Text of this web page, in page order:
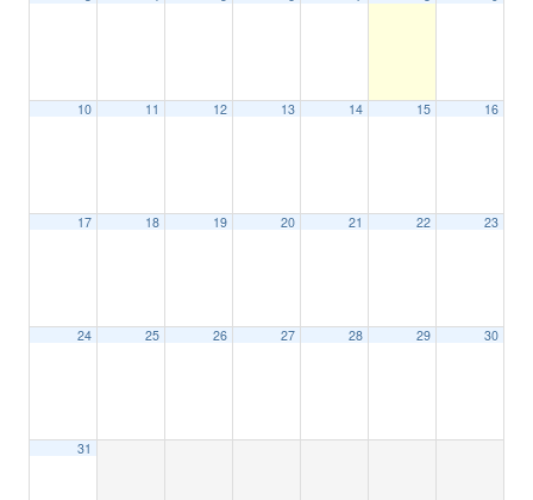
10 11 12 13 14 15 16
17 18 19 20 21 22 23
24 25 26 27 28 29 30
31